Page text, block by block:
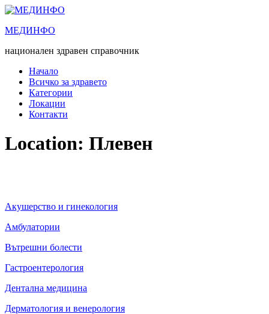
Преминете
съдържанието
МЕДИНФО
национален здравен справочник
Начало
Всичко за здравето
Категории
Локации
Контакти
Location: Плевен
Акушерство и гинекология
Амбулатории
Вътрешни болести
Гастроентерология
Дентална медицина
Дерматология и венерология